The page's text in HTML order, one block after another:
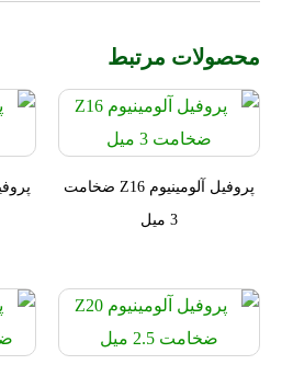
محصولات مرتبط
پروفیل آلومینیوم Z16 ضخامت
3 میل